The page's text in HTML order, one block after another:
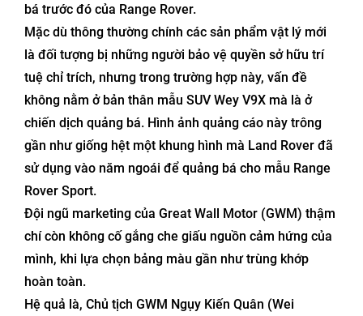
bá trước đó của Range Rover.
Mặc dù thông thường chính các sản phẩm vật lý mới
là đối tượng bị những người bảo vệ quyền sở hữu trí
tuệ chỉ trích, nhưng trong trường hợp này, vấn đề
không nằm ở bản thân mẫu SUV Wey V9X mà là ở
chiến dịch quảng bá. Hình ảnh quảng cáo này trông
gần như giống hệt một khung hình mà Land Rover đã
sử dụng vào năm ngoái để quảng bá cho mẫu Range
Rover Sport.
Đội ngũ marketing của Great Wall Motor (GWM) thậm
chí còn không cố gắng che giấu nguồn cảm hứng của
mình, khi lựa chọn bảng màu gần như trùng khớp
hoàn toàn.
Hệ quả là, Chủ tịch GWM Ngụy Kiến Quân (Wei